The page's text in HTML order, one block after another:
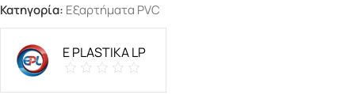
Κατηγορία: Εξαρτήματα PVC
E PLASTIKA LP